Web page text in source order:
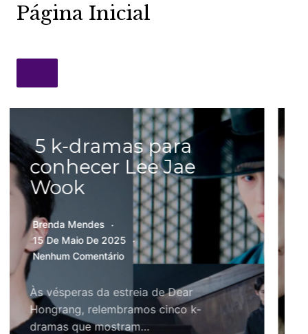
Página Inicial
5 k-dramas para
conhecer Shin Ye
Eun
Brenda Mendes
11 De Setembro De 2025
Nenhum Comentário
Para quem deseja conhecer melhor
Shin Ye Eun, reunimos cinco dramas
que…